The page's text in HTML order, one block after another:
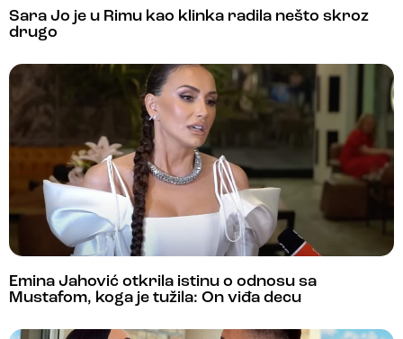
Sara Jo je u Rimu kao klinka radila nešto skroz
drugo
Emina Jahović otkrila istinu o odnosu sa
Mustafom, koga je tužila: On viđa decu